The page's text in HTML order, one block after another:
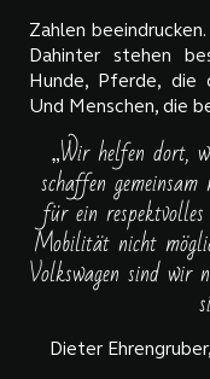
Zahlen
Dahinter stehen
Hunde, Pferde, die
Und Menschen, die
„Wir helfen dort,
schaffen
für ein
Mobilität nicht
Volkswagen sind wir
Dieter